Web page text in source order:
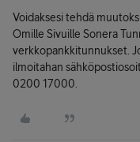
Voidaksesi tehdä
Omille Sivuille Sonera
verkkopankkitunnukset.
ilmoitahan
0200 17000.